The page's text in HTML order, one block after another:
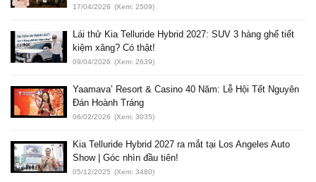
17/04/2026 (Xem: 2509)
Lái thử Kia Telluride Hybrid 2027: SUV 3 hàng ghế tiết
kiệm xăng? Có thật!
09/04/2026 (Xem: 2639)
Yaamava’ Resort & Casino 40 Năm: Lễ Hội Tết Nguyên
Đán Hoành Tráng
06/02/2026 (Xem: 3035)
Kia Telluride Hybrid 2027 ra mắt tại Los Angeles Auto
Show | Góc nhìn đầu tiên!
05/12/2025 (Xem: 3480)